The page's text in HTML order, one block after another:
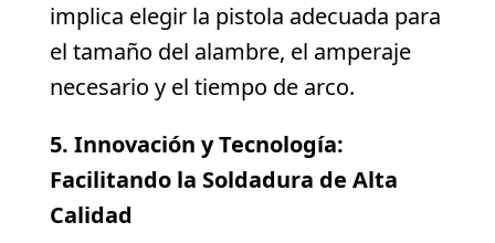
implica elegir la pistola adecuada para
el tamaño del alambre, el amperaje
necesario y el tiempo de arco.
5. Innovación y Tecnología:
Facilitando la Soldadura de Alta
Calidad